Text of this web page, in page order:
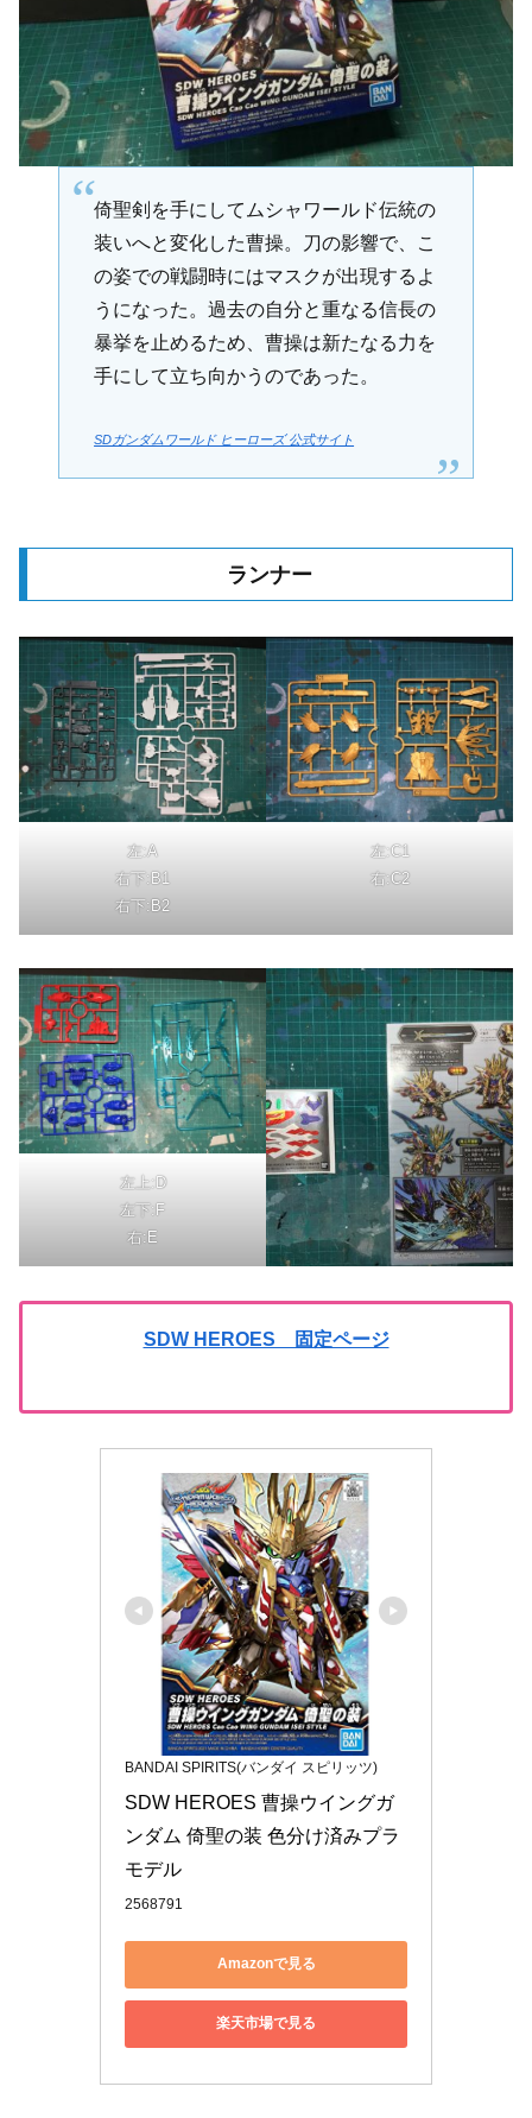
倚聖剣を手にしてムシャワールド伝統の
装いへと変化した曹操。刀の影響で、こ
の姿での戦闘時にはマスクが出現するよ
うになった。過去の自分と重なる信長の
暴挙を止めるため、曹操は新たなる力を
手にして立ち向かうのであった。
SDガンダムワールド ヒーローズ 公式サイト
ランナー
左:A
右下:B1
右下:B2
左:C1
右:C2
左上:D
左下:F
右:E
SDW HEROES 固定ページ
BANDAI SPIRITS(バンダイ スピリッツ)
SDW HEROES 曹操ウイングガ
ンダム 倚聖の装 色分け済みプラ
モデル
2568791
Amazonで見る
楽天市場で見る